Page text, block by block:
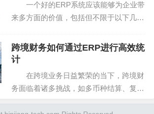
行多账号管理和数据调研，保障网络安
店铺关联风险。
若作为品牌代理商在亚马逊上销售商
的正规授权。提供销售凭证、授权证明
台的合规审核。
一个好的ERP系统应该能够为企业带
来多方面的价值，包括但不限于以下几个
够整合企业的各项业务流程，实现信息的
实时共享和协同工作，从而提升运营效
跨境财务如何通过ERP进行高效统
计
在跨境业务日益繁荣的当下，跨境财
务面临着诸多挑战，如多币种结算、复杂